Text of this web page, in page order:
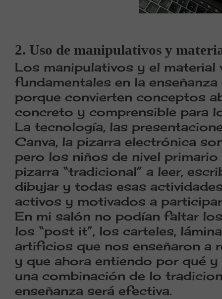
2. Uso de manipulativos y
Los manipulativos y el material
fundamentales en la
porque convierten conceptos
concreto y comprensible para
La tecnología, las
Canva, la pizarra electrónica
pero los niños de nivel primario
pizarra “tradicional” a leer,
dibujar y todas esas
activos y motivados a
En mi salón no podían faltar
los “post it”, los carteles,
artificios que nos enseñaron a
y que ahora entiendo por qué
una combinación de lo
enseñanza será efectiva.